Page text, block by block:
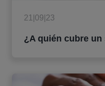
21|09|23
¿A quién cubre